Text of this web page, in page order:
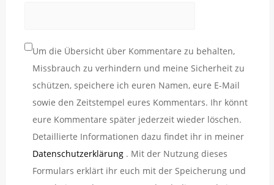
Um die Übersicht über Kommentare zu behalten,
Missbrauch zu verhindern und meine Sicherheit zu
schützen, speichere ich euren Namen, eure E-Mail
sowie den Zeitstempel eures Kommentars. Ihr könnt
eure Kommentare später jederzeit wieder löschen.
Detaillierte Informationen dazu findet ihr in meiner
Datenschutzerklärung . Mit der Nutzung dieses
Formulars erklärt ihr euch mit der Speicherung und